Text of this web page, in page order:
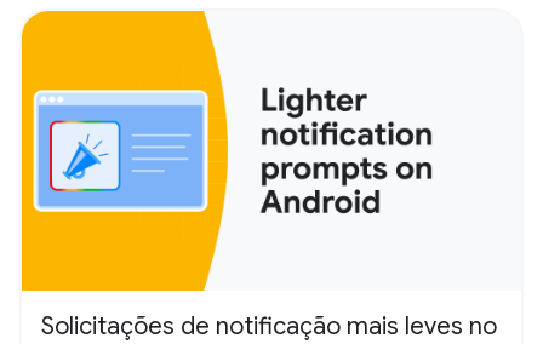
Solicitações de notificação mais leves no